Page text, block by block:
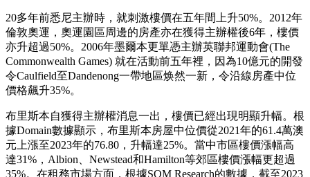
20多年前悉尼主辦時，就刺激樓價在五年間上升50%。2012年
倫敦奧運，奧運園區周邊的房產亦在獲得主辦權後6年，樓價
亦升超過50%。2006年墨爾本更單憑主辦英聯邦運動會(The
Commonwealth Games) 就在活動前五年裡，因為10億元的開發
令Caulfield至Dandenong一帶地區焕然一新，令沿線房產中位
價格飆升35%。
布里斯本自獲得主辦權消息一出，樓價已經出現明顯升幅。根
據Domain數據顯示，布里斯本房屋中位價從2021年的61.4萬澳
元上漲至2023年的76.80，升幅達25%。當中市區樓價漲幅高
達31%，Albion、Newstead和Hamilton等郊區樓價漲幅更超過
35%。在租務市場方面，根據SQM Research的數據，截至2023